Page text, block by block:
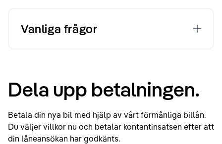
Vanliga frågor
Dela upp betalningen.
Betala din nya bil med hjälp av vårt förmånliga billån.
Du väljer villkor nu och betalar kontantinsatsen efter att
din låneansökan har godkänts.